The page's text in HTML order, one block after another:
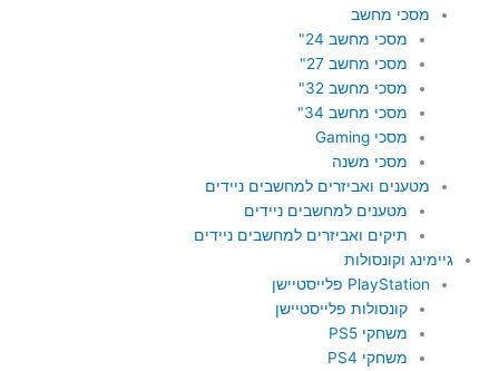
מסכי מחשב
מסכי מחשב 24"
מסכי מחשב 27"
מסכי מחשב 32"
מסכי מחשב 34"
מסכי Gaming
מסכי משנה
מטענים ואביזרים למחשבים ניידים
מטענים למחשבים ניידים
תיקים ואביזרים למחשבים ניידים
גיימינג וקונסולות
PlayStation פלייסטיישן
קונסולות פלייסטיישן
משחקי PS5
משחקי PS4